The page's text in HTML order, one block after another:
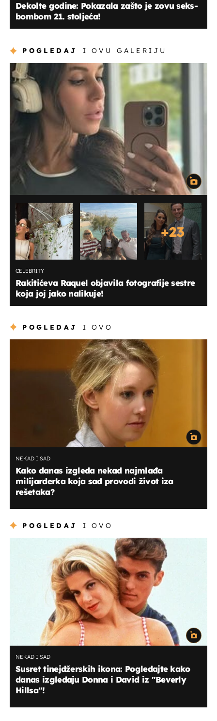
Dekolte godine: Pokazala zašto je zovu seks-
bombom 21. stoljeća!
POGLEDAJ I OVU GALERIJU
+23
CELEBRITY
Rakitićeva Raquel objavila fotografije sestre
koja joj jako nalikuje!
POGLEDAJ I OVO
NEKAD I SAD
Kako danas izgleda nekad najmlađa
milijarderka koja sad provodi život iza
rešetaka?
POGLEDAJ I OVO
NEKAD I SAD
Susret tinejdžerskih ikona: Pogledajte kako
danas izgledaju Donna i David iz "Beverly
Hillsa"!